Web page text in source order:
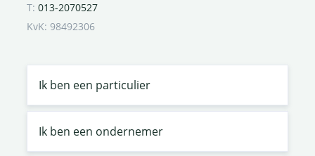
T: 013-2070527
KvK: 98492306
Ik ben een particulier
Ik ben een ondernemer